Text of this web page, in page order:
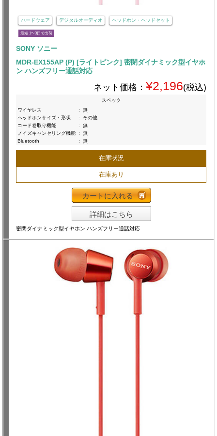
ハードウェア デジタルオーディオ ヘッドホン・ヘッドセット
最短 1〜3日で出荷
SONY ソニー
MDR-EX155AP (P) [ライトピンク] 密閉ダイナミック型イヤホ
ン ハンズフリー通話対応
ネット価格： ¥2,196(税込)
スペック
ワイヤレス
:
無
ヘッドホンサイズ・形状
:
その他
コード巻取り機能
:
無
ノイズキャンセリング機能 :
無
Bluetooth
: 無
在庫状況
在庫あり
カートに入れる
詳細はこちら
密閉ダイナミック型イヤホン ハンズフリー通話対応